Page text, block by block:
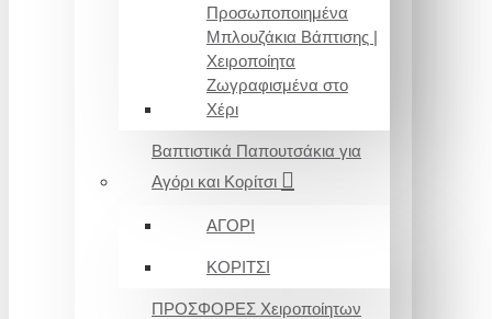
Προσωποποιημένα
Μπλουζάκια Βάπτισης |
Χειροποίητα
Ζωγραφισμένα στο
Χέρι
Βαπτιστικά Παπουτσάκια για
Αγόρι και Κορίτσι
ΑΓΟΡΙ
ΚΟΡΙΤΣΙ
ΠΡΟΣΦΟΡΕΣ Χειροποίητων